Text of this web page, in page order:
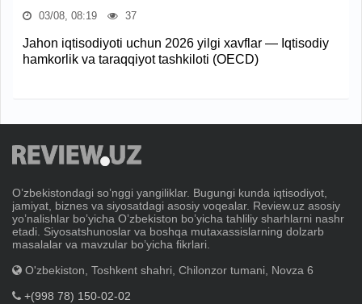
03/08, 08:19 37
Jahon iqtisodiyoti uchun 2026 yilgi xavflar — Iqtisodiy
hamkorlik va taraqqiyot tashkiloti (OECD)
Oʼzbekistondagi soʼnggi yangiliklar. Bugungi kunda iqtisodiyot,
jamiyat, biznes va siyosatdagi asosiy voqealar. Review.uz asosiy
yoʼnalishlar boʼyicha Oʼzbekiston boʼyicha tahliliy sharhlarni nashr
etadi. Siyosatshunoslar va boshqa mutaxassislarning dolzarb
masalalar va mavzular boʼyicha fikrlari.
O'zbekiston, Toshkent shahri, Chilonzor tumani, Novza 6
+(998 78) 150-02-02